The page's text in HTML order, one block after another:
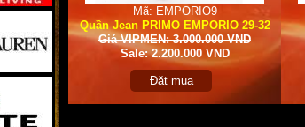
Mã: EMPORIO9
Quần Jean PRIMO EMPORIO 29-32
Giá VIPMEN: 3.000.000 VND
Sale: 2.200.000 VND
Đặt mua